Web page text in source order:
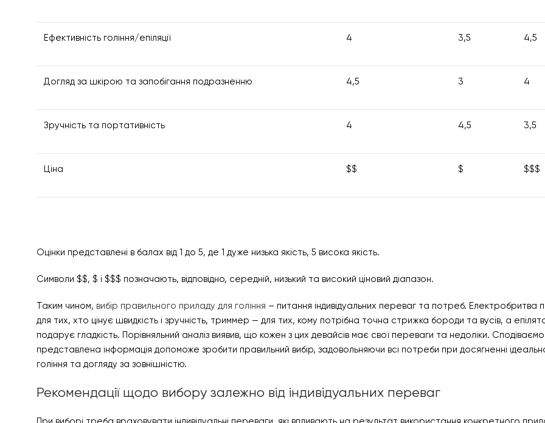
Ефективність гоління/епіляції 4 3,5 4,5
Догляд за шкірою та запобігання подразненню 4,5 3 4
Зручність та портативність 4 4,5 3,5
Ціна $$ $ $$$
Оцінки представлені в балах від 1 до 5, де 1 дуже низька якість, 5 висока якість.
Символи $$, $ і $$$ позначають, відповідно, середній, низький та високий ціновий діапазон.
Таким чином, вибір правильного приладу для гоління – питання індивідуальних переваг та потреб. Електробритва
для тих, хто цінує швидкість і зручність, триммер — для тих, кому потрібна точна стрижка бороди та вусів, а
подарує гладкість. Порівняльний аналіз виявив, що кожен з цих девайсів має свої переваги та недоліки.
представлена ​​інформація допоможе зробити правильний вибір, задовольняючи всі потреби при досягненні
гоління та догляду за зовнішністю.
Рекомендації щодо вибору залежно від індивідуальних переваг